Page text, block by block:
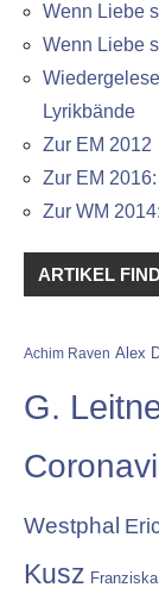
Wenn Liebe
Wenn Liebe
Lyrikbände
Zur EM 2012
Zur EM
Zur WM
ARTIKEL
Achim Raven Alex
G.
Westphal
Kusz